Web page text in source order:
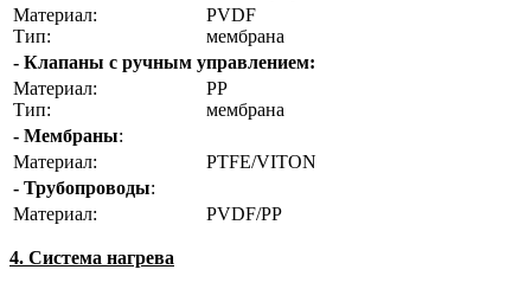
Материал:
Тип:
PVDF
мембрана
- Клапаны с ручным управлением:
Материал:
Тип:
PP
мембрана
- Мембраны:
Материал:
PTFE/VITON
- Трубопроводы:
Материал:
PVDF/PP
4. Система нагрева